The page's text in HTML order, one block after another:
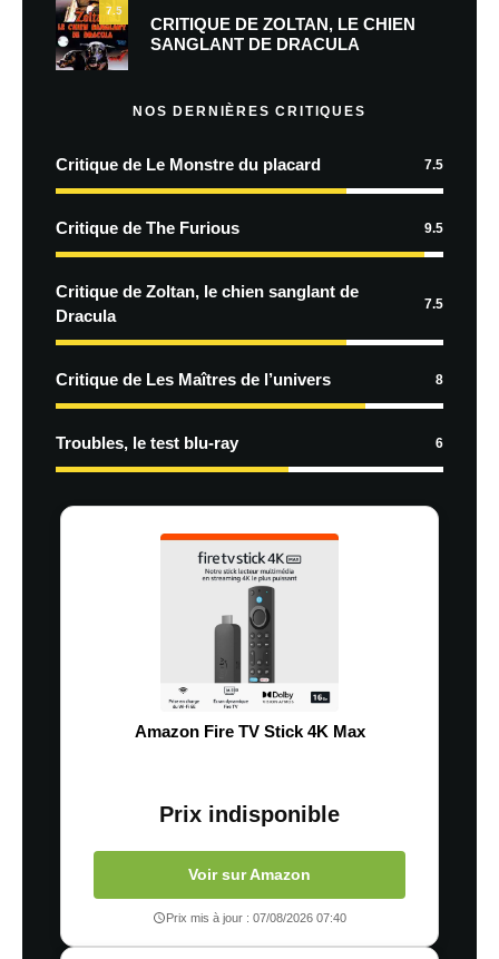
7.5
CRITIQUE DE ZOLTAN, LE CHIEN
SANGLANT DE DRACULA
NOS DERNIÈRES CRITIQUES
Critique de Le Monstre du placard 7.5
Critique de The Furious 9.5
Critique de Zoltan, le chien sanglant de
Dracula
7.5
Critique de Les Maîtres de l’univers 8
Troubles, le test blu-ray 6
Amazon Fire TV Stick 4K Max
Prix indisponible
Voir sur Amazon
Prix mis à jour : 07/08/2026 07:40